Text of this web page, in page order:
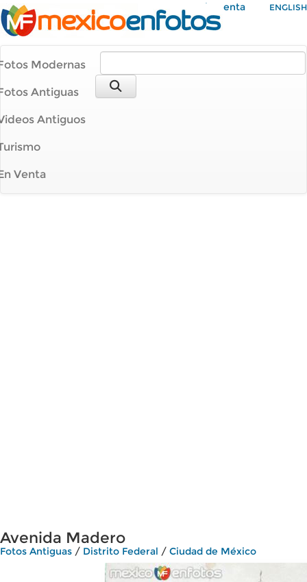
Mi Cuenta ENGLISH
Modernas
Antiguas
Antiguos
Venta
Avenida Madero
Fotos Antiguas / Distrito Federal / Ciudad de México